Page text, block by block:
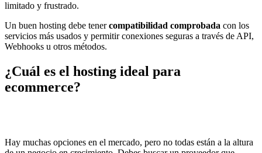
limitado y frustrado.
Un buen hosting debe tenercompatibilidad comprobada con los
servicios más usados y permitir conexiones seguras a través de API,
Webhooks u otros métodos.
¿Cuál es el hosting ideal para
ecommerce?
Hay muchas opciones en el mercado, pero no todas están a la altura